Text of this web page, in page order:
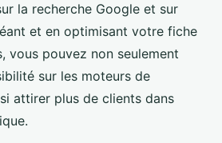
la recherche Google et sur
et en optimisant votre fiche
vous pouvez non seulement
sur les moteurs de
attirer plus de clients dans